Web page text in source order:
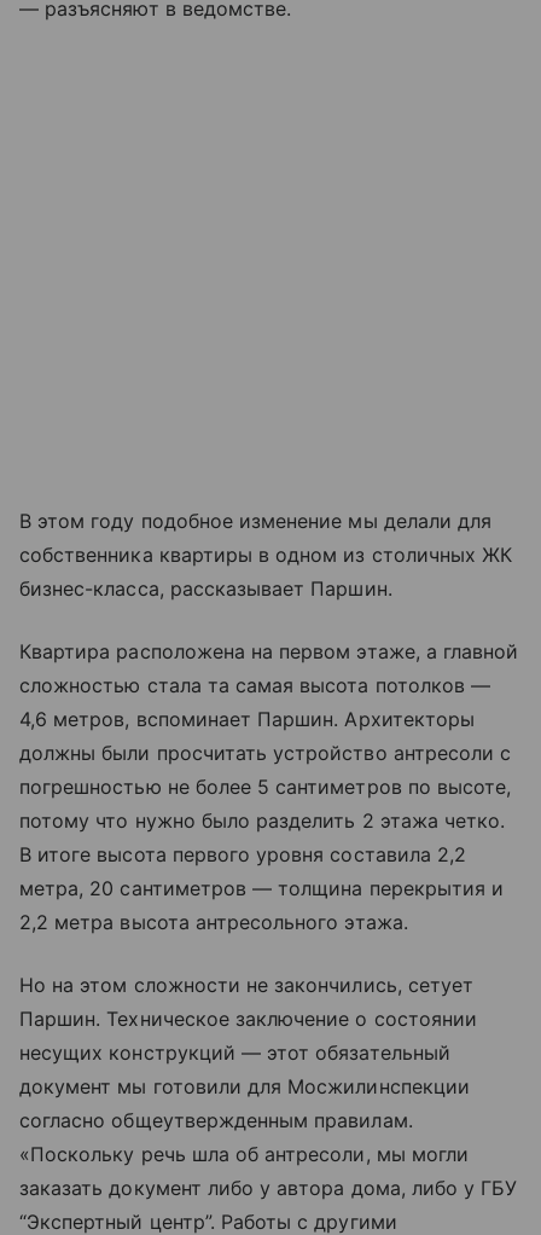
— разъясняют в ведомстве.
В этом году подобное изменение мы делали для
собственника квартиры в одном из столичных ЖК
бизнес-класса, рассказывает Паршин.
Квартира расположена на первом этаже, а главной
сложностью стала та самая высота потолков —
4,6 метров, вспоминает Паршин. Архитекторы
должны были просчитать устройство антресоли с
погрешностью не более 5 сантиметров по высоте,
потому что нужно было разделить 2 этажа четко.
В итоге высота первого уровня составила 2,2
метра, 20 сантиметров — толщина перекрытия и
2,2 метра высота антресольного этажа.
Но на этом сложности не закончились, сетует
Паршин. Техническое заключение о состоянии
несущих конструкций — этот обязательный
документ мы готовили для Мосжилинспекции
согласно общеутвержденным правилам.
«Поскольку речь шла об антресоли, мы могли
заказать документ либо у автора дома, либо у ГБУ
“Экспертный центр”. Работы с другими